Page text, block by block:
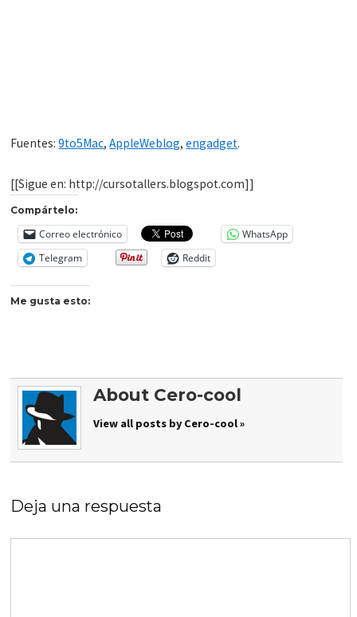
Fuentes:9to5Mac,AppleWeblog,engadget.
[[Sigue en: http://cursotallers.blogspot.com]]
Compártelo:
Correo electrónico
WhatsApp
Telegram
Reddit
Me gusta esto:
About Cero-cool
View all posts by Cero-cool »
Deja una respuesta